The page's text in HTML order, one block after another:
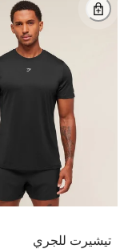
تيشيرت للجري